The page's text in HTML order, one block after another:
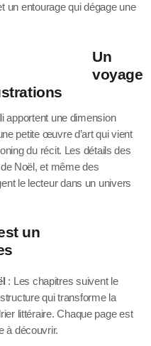
un entourage qui dégage une
Un
voyage
apportent une dimension
petite œuvre d’art qui vient
du récit. Les détails des
Noël, et même des
le lecteur dans un univers
un
: Les chapitres suivent le
qui transforme la
littéraire. Chaque page est
à découvrir.